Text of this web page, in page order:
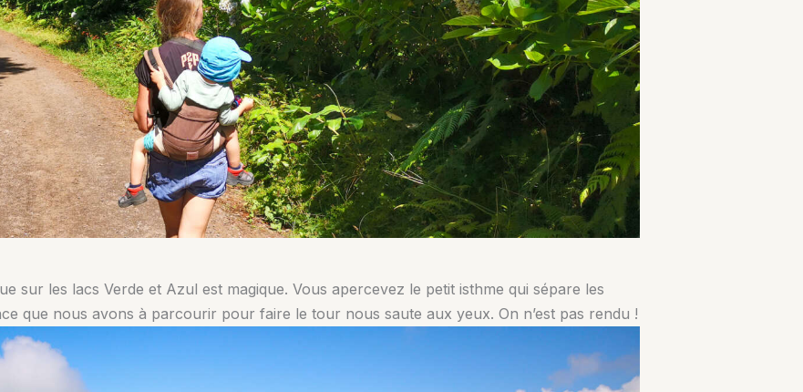
sur les lacs Verde et Azul est magique. Vous apercevez le petit isthme qui sépare les
que nous avons à parcourir pour faire le tour nous saute aux yeux. On n’est pas rendu !